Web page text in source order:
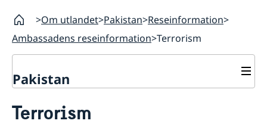
Om utlandet Pakistan Reseinformation
Ambassadens reseinformation Terrorism
Pakistan
Hjälp till svenskar i Pakistan
Terrorism